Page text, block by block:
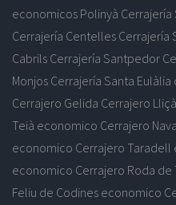
economicos Polinyà
Cerrajería Centelles Cerrajería
Cabrils Cerrajería Santpedor
Monjos Cerrajería Santa Eulàlia
Cerrajero Gelida Cerrajero
Teià economico Cerrajero
economico Cerrajero
economico Cerrajero Roda
Feliu de Codines economico